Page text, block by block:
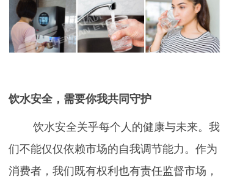
饮水安全，需要你我共同守护
饮水安全关乎每个人的健康与未来。我
们不能仅仅依赖市场的自我调节能力。作为
消费者，我们既有权利也有责任监督市场，